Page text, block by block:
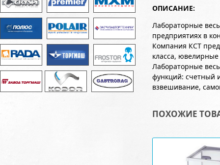
ОПИСАНИЕ:
Лабораторные
предприятиях в
Компания КСТ
класса,
Лабораторные
функций: счетный
взвешивание,
ПОХОЖИЕ